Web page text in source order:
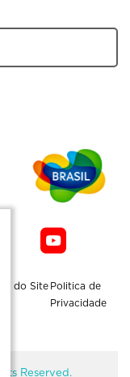
do Site Politica de
Privacidade
Reserved.